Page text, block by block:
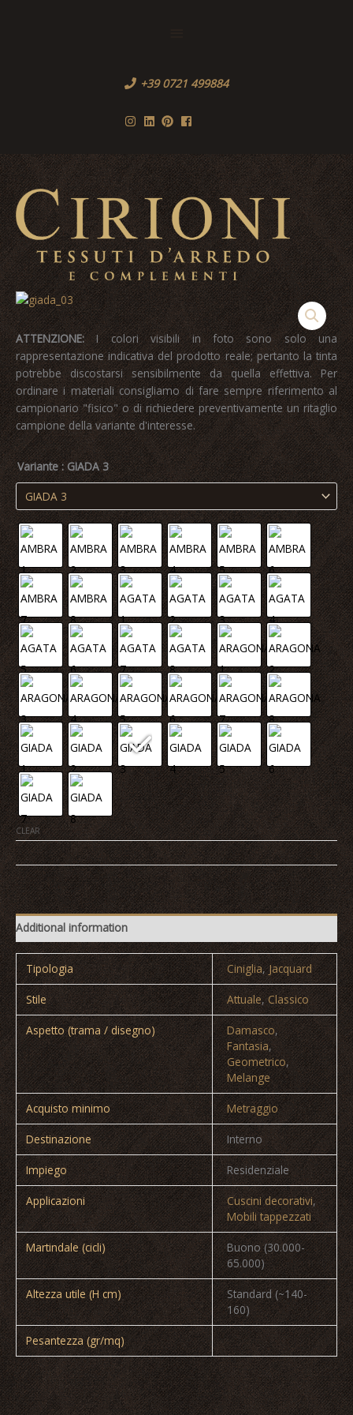
+39 0721 499884
ATTENZIONE:I colori visibili in foto sono solo una
rappresentazione indicativa del prodotto reale; pertanto la tinta
potrebbe discostarsi sensibilmente da quella effettiva. Per
ordinare i materiali consigliamo di fare sempre riferimento al
campionario "fisico" o di richiedere preventivamente un ritaglio
campione della variante d'interesse.
Variante : GIADA 3
CLEAR
AMBRA
|
AGATA
|
ARAGONA
|
GIADA
quantity
Additional information
Tipologia Ciniglia,Jacquard
Stile Attuale,Classico
Aspetto (trama / disegno) Damasco,
Fantasia,
Geometrico,
Melange
Acquisto minimo Metraggio
Destinazione Interno
Impiego Residenziale
Applicazioni Cuscini decorativi,
Mobili tappezzati
Martindale (cicli)
Buono (30.000-
65.000)
Altezza utile (H cm)
Standard (~140-
160)
Pesantezza (gr/mq)